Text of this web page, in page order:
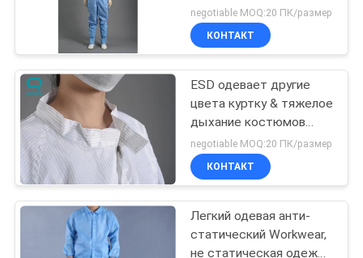
НОВОСТИ
СПРОСИТЕ
ЦИТАТУ
КАРТА
САЙТА
PRIVACY
статическую одежду
Workwear для чистой
комнаты и лаборатории
negotiable MOQ:20 ПК/размер
КОНТАКТ
ESD одевает другие
цвета куртку & тяжелое
дыхание костюмов
анти- статические
negotiable MOQ:20 ПК/размер
КОНТАКТ
Легкий одевая анти-
статический Workwear,
не статическая одежда